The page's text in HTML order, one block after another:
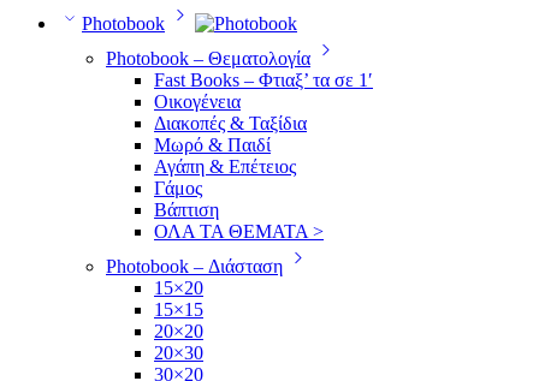
Photobook
Photobook – Θεματολογία
Fast Books – Φτιαξ’ τα σε 1′
Οικογένεια
Διακοπές & Ταξίδια
Μωρό & Παιδί
Αγάπη & Επέτειος
Γάμος
Βάπτιση
ΟΛΑ ΤΑ ΘΕΜΑΤΑ >
Photobook – Διάσταση
15×20
15×15
20×20
20×30
30×20